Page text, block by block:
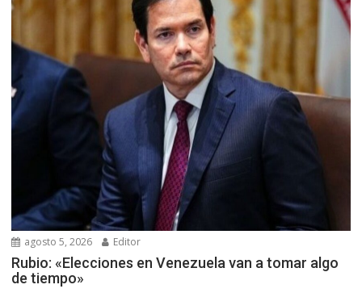
agosto 5, 2026 Editor
Rubio: «Elecciones en Venezuela van a tomar algo
de tiempo»